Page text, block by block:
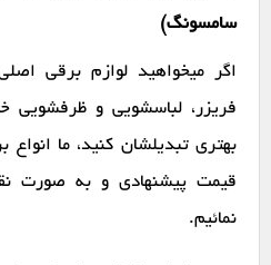
سامسونگ)
اگر میخواهید لوازم برقی
فریزر، لباسشویی و ظرفشویی
بهتری تبدیلشان کنید، ما انواع
قیمت پیشنهادی و به صورت
نمائیم.